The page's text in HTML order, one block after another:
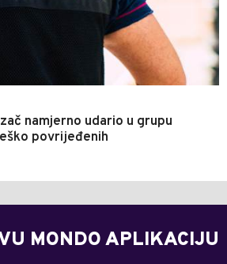
namjerno udario u grupu
povrijeđenih
MONDO APLIKACIJU